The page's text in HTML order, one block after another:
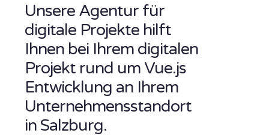
Unsere Agentur für
digitale Projekte hilft
Ihnen bei Ihrem digitalen
Projekt rund um Vue.js
Entwicklung an Ihrem
Unternehmensstandort
in Salzburg.